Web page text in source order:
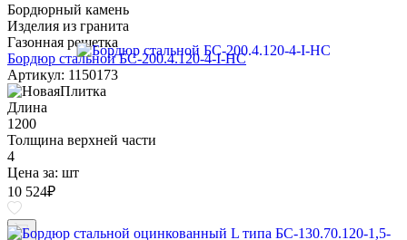
Бордюрный камень
Изделия из гранита
Газонная решетка
Бордюр стальной БС-200.4.120-4-I-НС
Артикул: 1150173
Длина
1200
Толщина верхней части
4
Цена за: шт
10 524₽